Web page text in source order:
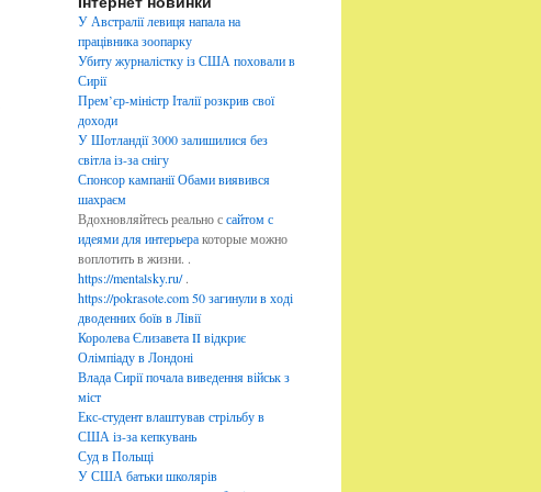
р
и
к
и
У Австралії левиця напала на
працівника зоопарку
Убиту журналістку із США поховали в
Сирії
Прем’єр-міністр Італії розкрив свої
доходи
У Шотландії 3000 залишилися без
світла із-за снігу
Спонсор кампанії Обами виявився
шахраєм
Вдохновляйтесь реально ссайтом с
идеями для интерьеракоторые можно
воплотить в жизни. .
https://mentalsky.ru/.
https://pokrasote.com 50 загинули в ході
дводенних боїв в Лівії
Королева Єлизавета II відкриє
Олімпіаду в Лондоні
Влада Сирії почала виведення військ з
міст
Екс-студент влаштував стрільбу в
США із-за кепкувань
Суд в Польщі
У США батьки школярів